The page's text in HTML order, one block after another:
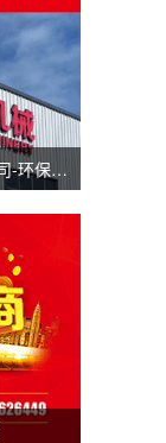
汕头市力森环保机械有限公司-环保分切机-汕头涂布机